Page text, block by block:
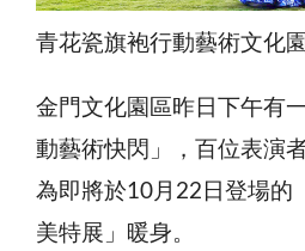
青花瓷旗袍行動藝術文化
金門文化園區昨日下午有
動藝術快閃」，百位表演
為即將於10月22日登場的
美特展」暖身。